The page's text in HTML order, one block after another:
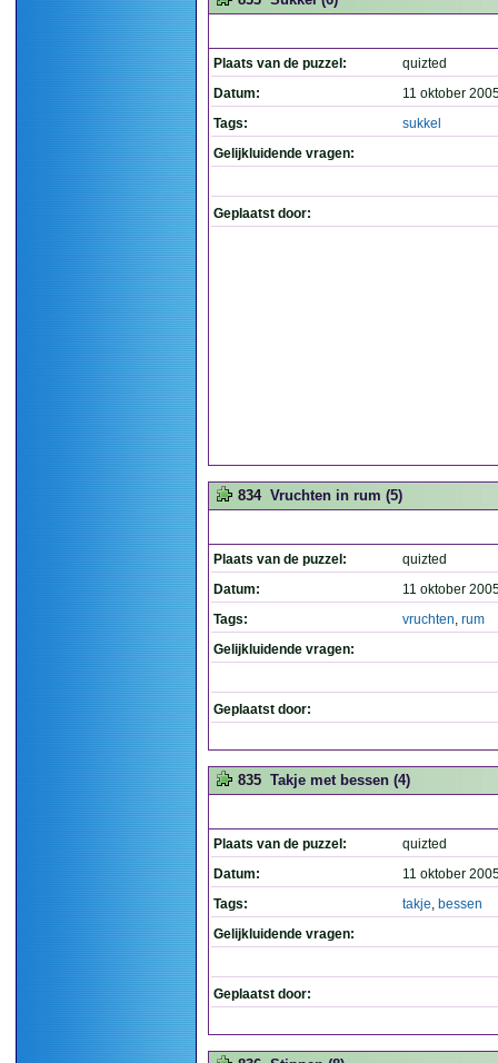
Plaats van de puzzel:
quizted
Datum:
11 oktober
Tags:
sukkel
Gelijkluidende vragen:
Geplaatst door:
834 Vruchten in rum (5)
Plaats van de puzzel:
quizted
Datum:
11 oktober
Tags:
vruchten, rum
Gelijkluidende vragen:
Geplaatst door:
835 Takje met bessen (4)
Plaats van de puzzel:
quizted
Datum:
11 oktober
Tags:
takje, bessen
Gelijkluidende vragen:
Geplaatst door: